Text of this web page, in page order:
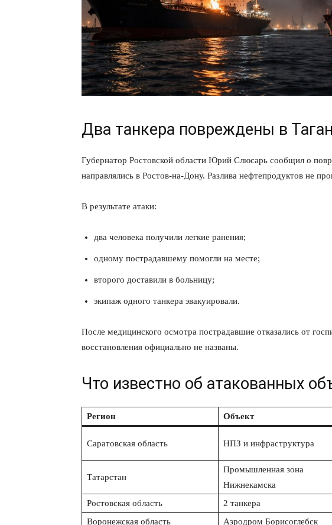
КавПолит
Два танкера повреждены в
Губернатор Ростовской области Юрий Слюсарь сообщил о
направлялись в Ростов-на-Дону. Разлива нефтепродуктов не
В результате атаки:
два человека получили легкие ранения;
одному пострадавшему помогли на месте;
второго доставили в больницу;
экипаж одного танкера эвакуировали.
После медицинского осмотра пострадавшие отказались от
восстановления официально не названы.
Что известно об атакованных
Регион Объект
Саратовская область НПЗ и инфраструктура
Татарстан
Промышленная зона
Нижнекамска
Ростовская область 2 танкера
Воронежская область
Аэродром Борисоглебск